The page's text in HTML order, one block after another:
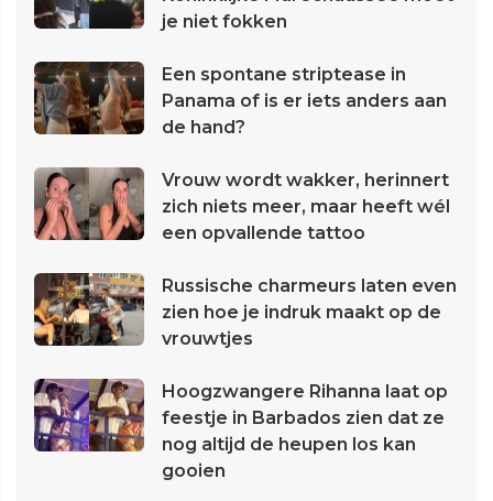
je niet fokken
Een spontane striptease in
Panama of is er iets anders aan
de hand?
Vrouw wordt wakker, herinnert
zich niets meer, maar heeft wél
een opvallende tattoo
Russische charmeurs laten even
zien hoe je indruk maakt op de
vrouwtjes
Hoogzwangere Rihanna laat op
feestje in Barbados zien dat ze
nog altijd de heupen los kan
gooien